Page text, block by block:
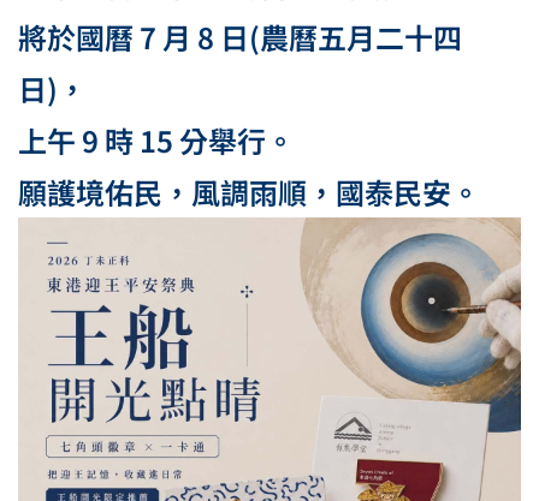
將於國曆 7 月 8 日(農曆五月二十四
日)，
上午 9 時 15 分舉行。
願護境佑民，風調雨順，國泰民安。